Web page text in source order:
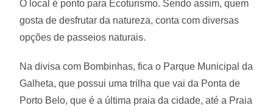
O local é ponto para Ecoturismo. Sendo assim, quem
gosta de desfrutar da natureza, conta com diversas
opções de passeios naturais.
Na divisa com Bombinhas, fica o Parque Municipal da
Galheta, que possui uma trilha que vai da Ponta de
Porto Belo, que é a última praia da cidade, até a Praia